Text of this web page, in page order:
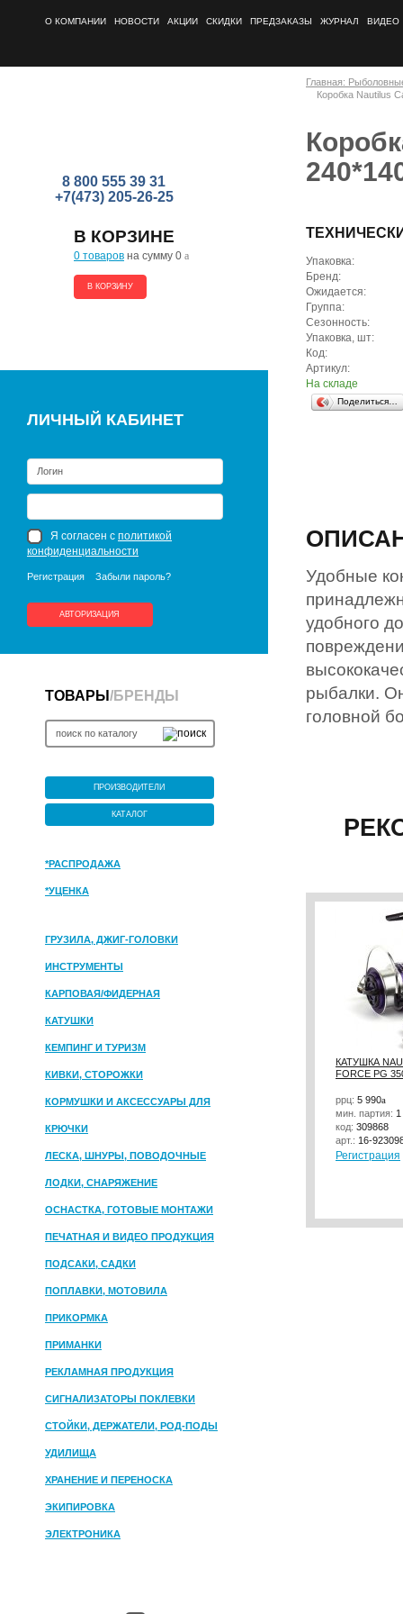
О КОМПАНИИ НОВОСТИ АКЦИИ СКИДКИ ПРЕДЗАКАЗЫ ЖУРНАЛ ВИДЕО
8 800 555 39 31
+7(473) 205-26-25
В КОРЗИНЕ
0 товаров на сумму 0 a
В КОРЗИНУ
ЛИЧНЫЙ КАБИНЕТ
Я согласен с политикой
конфиденциальности
Регистрация Забыли пароль?
АВТОРИЗАЦИЯ
ТОВАРЫ /БРЕНДЫ
ПРОИЗВОДИТЕЛИ
КАТАЛОГ
*РАСПРОДАЖА
*УЦЕНКА
ГРУЗИЛА, ДЖИГ-ГОЛОВКИ
ИНСТРУМЕНТЫ
КАРПОВАЯ/ФИДЕРНАЯ
КАТУШКИ
КЕМПИНГ И ТУРИЗМ
КИВКИ, СТОРОЖКИ
КОРМУШКИ И АКСЕССУАРЫ ДЛЯ
ПРИКОРМКИ
КРЮЧКИ
ЛЕСКА, ШНУРЫ, ПОВОДОЧНЫЕ
МАТЕРИАЛЫ
ЛОДКИ, СНАРЯЖЕНИЕ
ОСНАСТКА, ГОТОВЫЕ МОНТАЖИ
ПЕЧАТНАЯ И ВИДЕО ПРОДУКЦИЯ
ПОДСАКИ, САДКИ
ПОПЛАВКИ, МОТОВИЛА
ПРИКОРМКА
ПРИМАНКИ
РЕКЛАМНАЯ ПРОДУКЦИЯ
СИГНАЛИЗАТОРЫ ПОКЛЕВКИ
СТОЙКИ, ДЕРЖАТЕЛИ, РОД-ПОДЫ
УДИЛИЩА
ХРАНЕНИЕ И ПЕРЕНОСКА
ЭКИПИРОВКА
ЭЛЕКТРОНИКА
Главная:
Коробка Nautilus
Упаковка:
Бренд:
Ожидается:
Группа:
Сезонность:
Упаковка, шт:
Код:
Артикул:
На складе
Поделиться…
Удобные
удобного
рыбалки.
головной
КАТУШКА
FORCE PG
ррц: 5 990a
мин. партия: 1
код: 309868
арт.: 16-
Регистрация